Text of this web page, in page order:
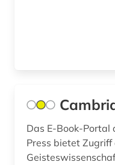
wiki (1)
Das E-Book-Portal
Press bietet Zugriff